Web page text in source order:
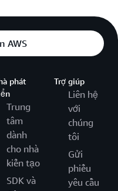
AWS
phát
Trung
tâm
dành
cho nhà
kiến tạo
SDK và
Trợ giúp
Liên hệ
với
chúng
tôi
Gửi
phiếu
yêu cầu